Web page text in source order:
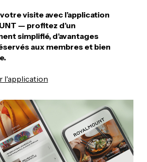
visite avec l’application
— profitez d’un
simplifié, d’avantages
aux membres et bien
l'application